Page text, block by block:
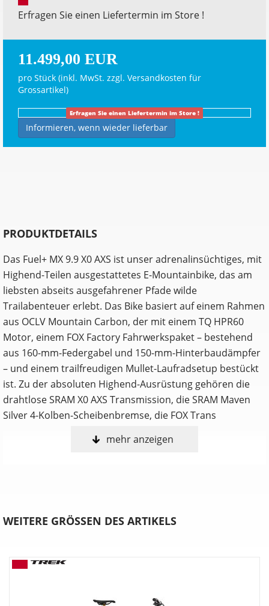
Erfragen Sie einen Liefertermin im Store !
11.499,00 EUR
pro Stück (inkl. MwSt. zzgl. Versandkosten für
Grossartikel)
Erfragen Sie einen Liefertermin im Store !
Informieren, wenn wieder lieferbar
PRODUKTDETAILS
Das Fuel+ MX 9.9 X0 AXS ist unser adrenalinsüchtiges, mit
Highend-Teilen ausgestattetes E-Mountainbike, das am
liebsten abseits ausgefahrener Pfade wilde
Trailabenteuer erlebt. Das Bike basiert auf einem Rahmen
aus OCLV Mountain Carbon, der mit einem TQ HPR60
Motor, einem FOX Factory Fahrwerkspaket – bestehend
aus 160-mm-Federgabel und 150-mm-Hinterbaudämpfer
– und einem trailfreudigen Mullet-Laufradsetup bestückt
ist. Zu der absoluten Highend-Ausrüstung gehören die
drahtlose SRAM X0 AXS Transmission, die SRAM Maven
Silver 4-Kolben-Scheibenbremse, die FOX Trans
Anpassen, shredden, wiederholen
des MX oder die schluckfreudige Downhill-Performance
Verstellbare Progression
unverändertem Ansprechverhalten auf kleine Stöße?
mehr anzeigen
WEITERE GRÖSSEN DES ARTIKELS